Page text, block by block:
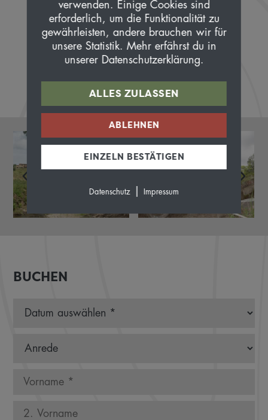
BUCHEN
verwenden. Einige Cookies sind
erforderlich, um die Funktionalität zu
gewährleisten, andere brauchen wir für
unsere Statistik. Mehr erfährst du in
unserer Datenschutzerklärung.
ALLES ZULASSEN
ABLEHNEN
EINZELN BESTÄTIGEN
Datenschutz| Impressum